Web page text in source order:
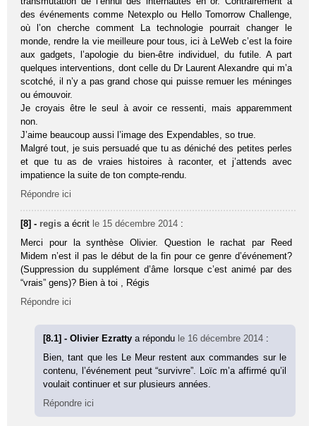
des événements comme Netexplo ou Hello Tomorrow Challenge,
où l’on cherche comment La technologie pourrait changer le
monde, rendre la vie meilleure pour tous, ici à LeWeb c’est la foire
aux gadgets, l’apologie du bien-être individuel, du futile. A part
quelques interventions, dont celle du Dr Laurent Alexandre qui m’a
scotché, il n’y a pas grand chose qui puisse remuer les méninges
ou émouvoir.
Je croyais être le seul à avoir ce ressenti, mais apparemment
non.
J’aime beaucoup aussi l’image des Expendables, so true.
Malgré tout, je suis persuadé que tu as déniché des petites perles
et que tu as de vraies histoires à raconter, et j’attends avec
impatience la suite de ton compte-rendu.
Répondre ici
[8] - regis a écrit le 15 décembre 2014 :
Merci pour la synthèse Olivier. Question le rachat par Reed
Midem n’est il pas le début de la fin pour ce genre d’événement?
(Suppression du supplément d’âme lorsque c’est animé par des
“vrais” gens)? Bien à toi , Régis
Répondre ici
[8.1] - Olivier Ezrattya répondu le 16 décembre 2014 :
Bien, tant que les Le Meur restent aux commandes sur le
contenu, l’événement peut “survivre”. Loïc m’a affirmé qu’il
voulait continuer et sur plusieurs années.
Répondre ici